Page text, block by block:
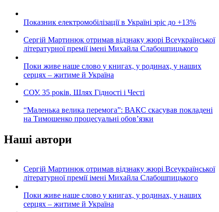
Показник електромобілізації в Україні зріс до +13%
Сергій Мартинюк отримав відзнаку жюрі Всеукраїнської
літературної премії імені Михайла Слабошпицького
Поки живе наше слово у книгах, у родинах, у наших
серцях – житиме й Україна
СОУ. 35 років. Шлях Гідності і Честі
“Маленька велика перемога”: ВАКС скасував покладені
на Тимошенко процесуальні обов’язки
Наші автори
Сергій Мартинюк отримав відзнаку жюрі Всеукраїнської
літературної премії імені Михайла Слабошпицького
Поки живе наше слово у книгах, у родинах, у наших
серцях – житиме й Україна